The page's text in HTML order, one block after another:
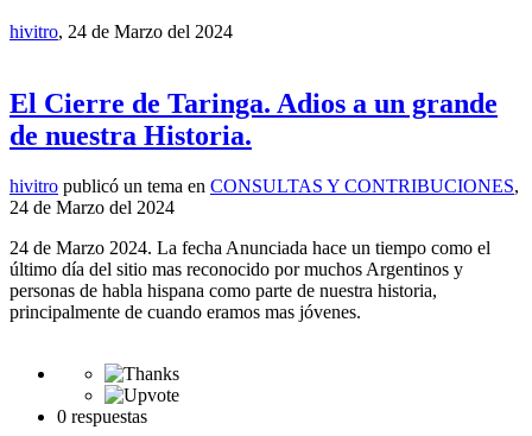
hivitro, 24 de Marzo del 2024
El Cierre de Taringa. Adios a un grande
de nuestra Historia.
hivitro publicó un tema en CONSULTAS Y CONTRIBUCIONES,
24 de Marzo del 2024
24 de Marzo 2024. La fecha Anunciada hace un tiempo como el
último día del sitio mas reconocido por muchos Argentinos y
personas de habla hispana como parte de nuestra historia,
principalmente de cuando eramos mas jóvenes.
0 respuestas